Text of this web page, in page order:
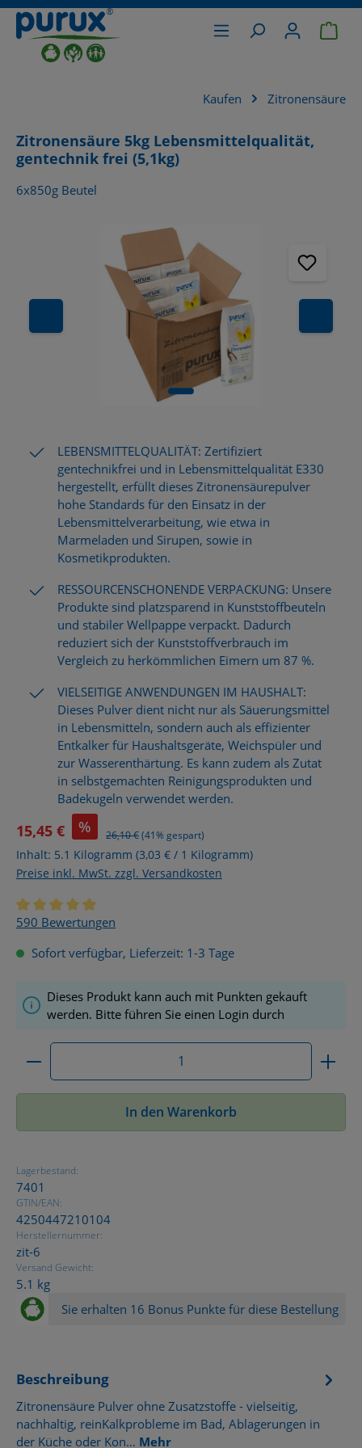
springen
Kaufen Zitronensäure
Zitronensäure 5kg Lebensmittelqualität,
gentechnik frei (5,1kg)
6x850g Beutel
Bildergalerie überspringen
LEBENSMITTELQUALITÄT: Zertifiziert
gentechnikfrei und in Lebensmittelqualität E330
hergestellt, erfüllt dieses Zitronensäurepulver
hohe Standards für den Einsatz in der
Lebensmittelverarbeitung, wie etwa in
Marmeladen und Sirupen, sowie in
Kosmetikprodukten.
RESSOURCENSCHONENDE VERPACKUNG: Unsere
Produkte sind platzsparend in Kunststoffbeuteln
und stabiler Wellpappe verpackt. Dadurch
reduziert sich der Kunststoffverbrauch im
Vergleich zu herkömmlichen Eimern um 87 %.
VIELSEITIGE ANWENDUNGEN IM HAUSHALT:
Dieses Pulver dient nicht nur als Säuerungsmittel
in Lebensmitteln, sondern auch als effizienter
Entkalker für Haushaltsgeräte, Weichspüler und
zur Wasserenthärtung. Es kann zudem als Zutat
in selbstgemachten Reinigungsprodukten und
Badekugeln verwendet werden.
15,45 € % Regulärer Preis:
26,10 €(41% gespart)
Inhalt: 5.1 Kilogramm (3,03 € / 1 Kilogramm)
Preise inkl. MwSt. zzgl. Versandkosten
Durchschnittliche Bewertung von 4.9 von 5 Sternen
590 Bewertungen
Sofort verfügbar, Lieferzeit: 1-3 Tage
Dieses Produkt kann auch mit Punkten gekauft
werden. Bitte führen Sie einen Login durch
Produkt Anzahl: Gib den gewünschten Wert ein
In den Warenkorb
Lagerbestand:
7401
GTIN/EAN:
4250447210104
Herstellernummer:
zit-6
Versand Gewicht:
5.1 kg
Sie erhalten 16 Bonus Punkte für diese Bestellung
Beschreibung
Zitronensäure Pulver ohne Zusatzstoffe - vielseitig,
nachhaltig, reinKalkprobleme im Bad, Ablagerungen in
der Küche oder Kon… Mehr